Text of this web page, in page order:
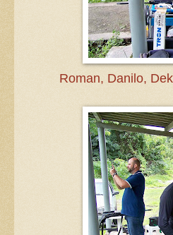
Roman, Danilo,